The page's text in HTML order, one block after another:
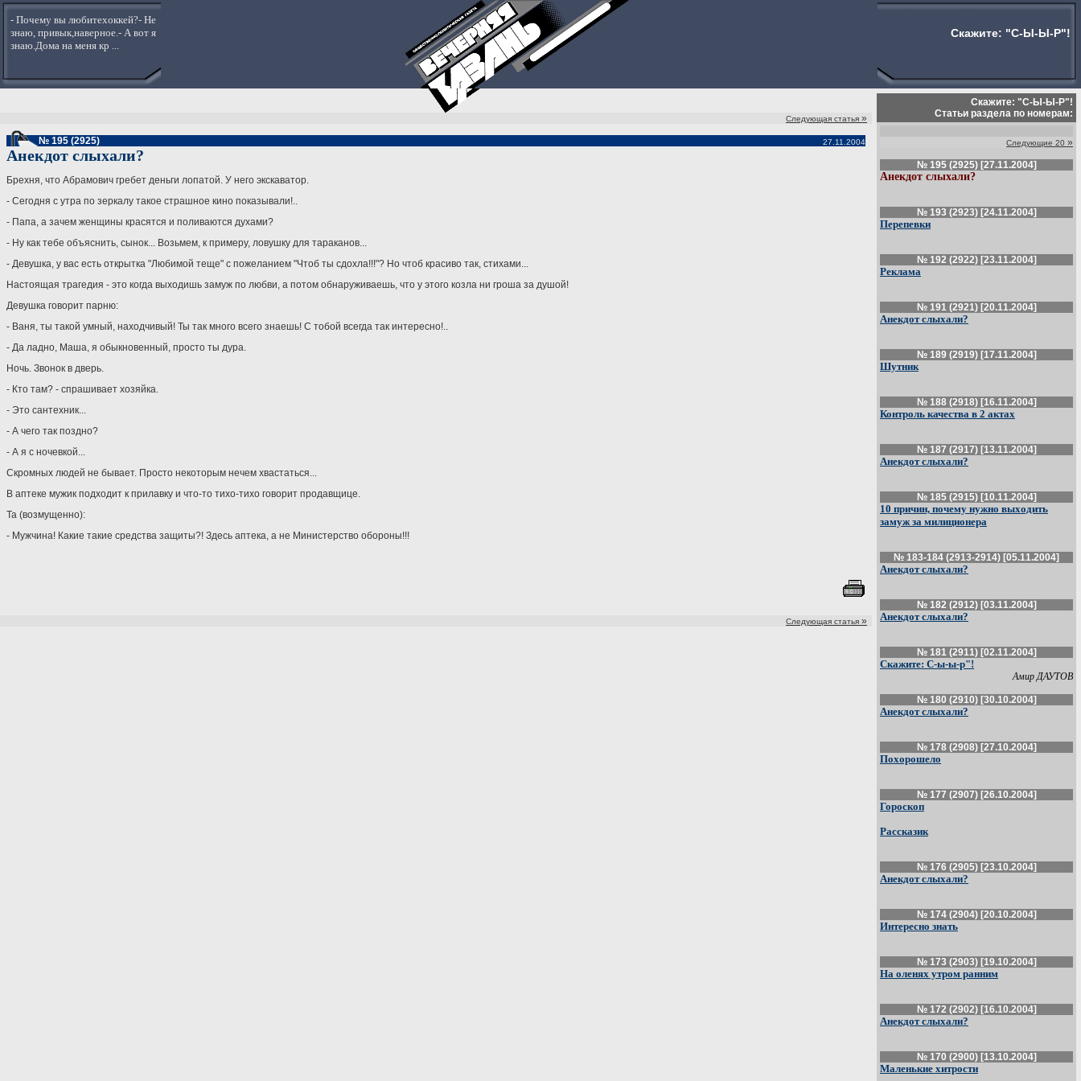
- Почему вы любитехоккей?- Не
знаю, привык,наверное.- А вот я
знаю.Дома на меня кр ...
Скажите: "С-Ы-Ы-Р"!
Следующая статья »
№ 195 (2925)
27.11.2004
Анекдот слыхали?
Брехня, что Абрамович гребет деньги лопатой. У него экскаватор.
- Сегодня с утра по зеркалу такое страшное кино показывали!..
- Папа, а зачем женщины красятся и поливаются духами?
- Ну как тебе объяснить, сынок... Возьмем, к примеру, ловушку для тараканов...
- Девушка, у вас есть открытка "Любимой теще" с пожеланием "Чтоб ты сдохла!!!"? Но чтоб красиво так, стихами...
Настоящая трагедия - это когда выходишь замуж по любви, а потом обнаруживаешь, что у этого козла ни гроша за душой!
Девушка говорит парню:
- Ваня, ты такой умный, находчивый! Ты так много всего знаешь! С тобой всегда так интересно!..
- Да ладно, Маша, я обыкновенный, просто ты дура.
Ночь. Звонок в дверь.
- Кто там? - спрашивает хозяйка.
- Это сантехник...
- А чего так поздно?
- А я с ночевкой...
Скромных людей не бывает. Просто некоторым нечем хвастаться...
В аптеке мужик подходит к прилавку и что-то тихо-тихо говорит продавщице.
Та (возмущенно):
- Мужчина! Какие такие средства защиты?! Здесь аптека, а не Министерство обороны!!!
Следующая статья »
Скажите: "С-Ы-Ы-Р"!
Статьи раздела по номерам:
Следующие 20 »
№ 195 (2925) [27.11.2004]
Анекдот слыхали?
№ 193 (2923) [24.11.2004]
Перепевки
№ 192 (2922) [23.11.2004]
Реклама
№ 191 (2921) [20.11.2004]
Анекдот слыхали?
№ 189 (2919) [17.11.2004]
Шутник
№ 188 (2918) [16.11.2004]
Контроль качества в 2 актах
№ 187 (2917) [13.11.2004]
Анекдот слыхали?
№ 185 (2915) [10.11.2004]
10 причин, почему нужно выходить
замуж за милиционера
№ 183-184 (2913-2914) [05.11.2004]
Анекдот слыхали?
№ 182 (2912) [03.11.2004]
Анекдот слыхали?
№ 181 (2911) [02.11.2004]
Скажите: С-ы-ы-р"!
Амир ДАУТОВ
№ 180 (2910) [30.10.2004]
Анекдот слыхали?
№ 178 (2908) [27.10.2004]
Похорошело
№ 177 (2907) [26.10.2004]
Гороскоп
Рассказик
№ 176 (2905) [23.10.2004]
Анекдот слыхали?
№ 174 (2904) [20.10.2004]
Интересно знать
№ 173 (2903) [19.10.2004]
На оленях утром ранним
№ 172 (2902) [16.10.2004]
Анекдот слыхали?
№ 170 (2900) [13.10.2004]
Маленькие хитрости